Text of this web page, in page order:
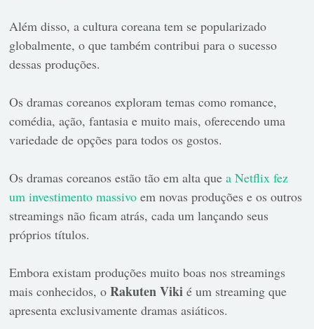
Além disso, a cultura coreana tem se popularizado
globalmente, o que também contribui para o sucesso
dessas produções.
Os dramas coreanos exploram temas como romance,
comédia, ação, fantasia e muito mais, oferecendo uma
variedade de opções para todos os gostos.
Os dramas coreanos estão tão em alta quea Netflix fez
um investimento massivo em novas produções e os outros
streamings não ficam atrás, cada um lançando seus
próprios títulos.
Embora existam produções muito boas nos streamings
mais conhecidos, oRakuten Vikié um streaming que
apresenta exclusivamente dramas asiáticos.